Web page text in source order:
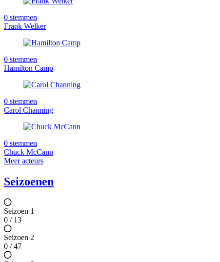
0 stemmen
Frank Welker
0 stemmen
Hamilton Camp
0 stemmen
Carol Channing
0 stemmen
Chuck McCann
Meer acteurs
Seizoenen
Seizoen 1
0 / 13
Seizoen 2
0 / 47